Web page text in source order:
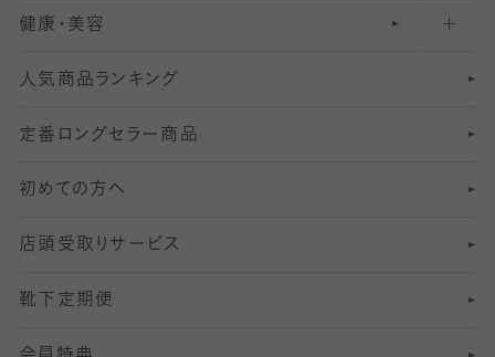
オーバーニー・ニーハイソックス
111〜210デニールタイツ
211デニールタイツ以上（防寒・厚手タイツ）
5 分丈
6 分丈レギンス
7 分丈 レギンス
8分丈 レギンス
10分丈 レギンス
12分丈レギンス
美脚ストッキング
オールスルーストッキング
フレッシャーズ向けソックス・靴下
冠婚葬祭向けソックス・靴下
スーツカジュアルソックス・靴下
ロングホーズ
ランニングソックス・靴下
ゴルフソックス・靴下
サッカー・フットサル用ソックス
ヨガソックス・靴下
スポーツ用レッグウォーマー
SSサイズ（21～23cm）
健康・美容
インナーソックス
加圧・着圧ソックス
冷えとり靴下
着圧・加圧タイツ
むくみ対策
人気商品ランキング
定番ロングセラー商品
初めての方へ
店頭受取りサービス
靴下定期便